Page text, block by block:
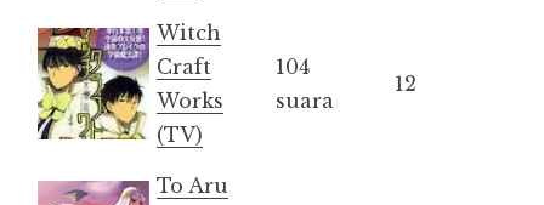
Witch
Craft
Works
(TV)
104
suara
12
To Aru